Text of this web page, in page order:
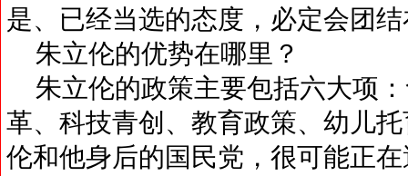
是、已经当选的态度，必定会团
朱立伦的优势在哪里？
朱立伦的政策主要包括六大项
革、科技青创、教育政策、幼儿
伦和他身后的国民党，很可能正